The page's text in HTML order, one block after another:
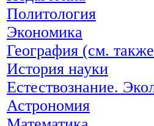
Политология
Экономика
География (см.
История науки
Естествознание.
Астрономия